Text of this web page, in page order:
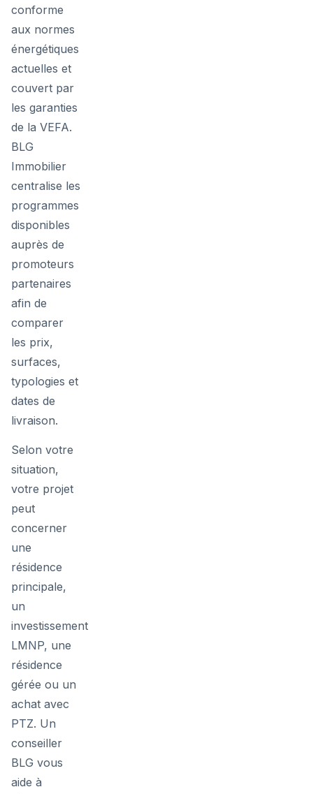
conforme
aux normes
énergétiques
actuelles et
couvert par
les garanties
de la VEFA.
BLG
Immobilier
centralise les
programmes
disponibles
auprès de
promoteurs
partenaires
afin de
comparer
les prix,
surfaces,
typologies et
dates de
livraison.
Selon votre
situation,
votre projet
peut
concerner
une
résidence
principale,
un
investissement
LMNP, une
résidence
gérée ou un
achat avec
PTZ. Un
conseiller
BLG vous
aide à